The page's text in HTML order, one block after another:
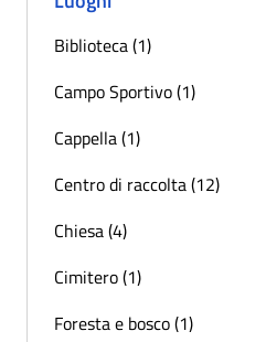
Biblioteca (1)
Campo Sportivo (1)
Cappella (1)
Centro di raccolta (12)
Chiesa (4)
Cimitero (1)
Foresta e bosco (1)